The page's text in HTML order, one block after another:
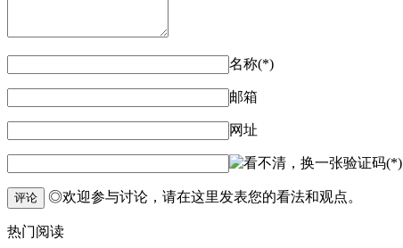
名称(*)
邮箱
网址
验证码(*)
评论 ◎欢迎参与讨论，请在这里发表您的看法和观点。
热门阅读